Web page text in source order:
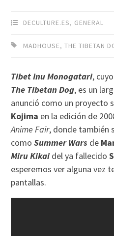
DECULTURE.ES, GENERAL
MADHOUSE,THE TIBETAN
Tibet Inu Monogatari,
The Tibetan Dog, es un
anunció como un proyecto
Kojima en la edición de
Anime Fair, donde también
comoSummer Wars de
Miru Kikaidel ya fallecido
esperemos ver alguna vez
pantallas.